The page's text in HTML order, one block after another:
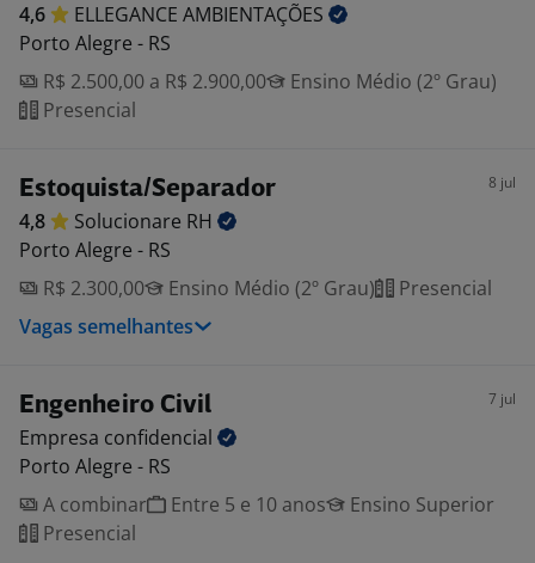
4,6 ELLEGANCE AMBIENTAÇÕES
Porto Alegre - RS
R$ 2.500,00 a R$ 2.900,00
Ensino Médio (2º Grau)
Presencial
Estoquista/Separador 8 jul
4,8 Solucionare RH
Porto Alegre - RS
R$ 2.300,00
Ensino Médio (2º Grau)
Presencial
Vagas semelhantes
Engenheiro Civil 7 jul
Empresa confidencial
Porto Alegre - RS
A combinar
Entre 5 e 10 anos
Ensino Superior
Presencial